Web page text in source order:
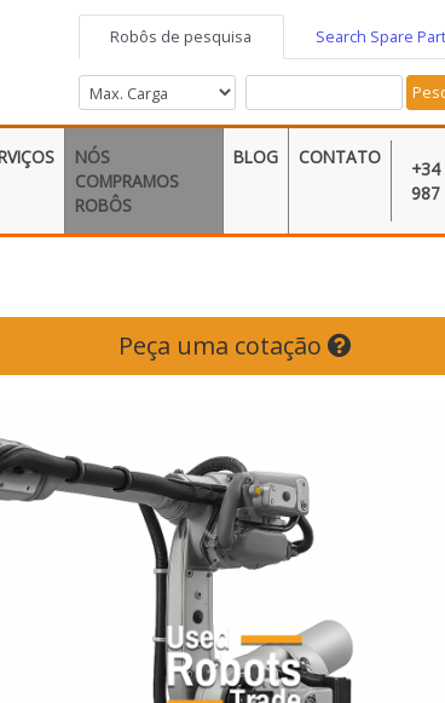
Robôs de pesquisa Search Spare
NÓS
COMPRAMOS
ROBÔS
BLOG CONTATO
987
Peça uma cotação